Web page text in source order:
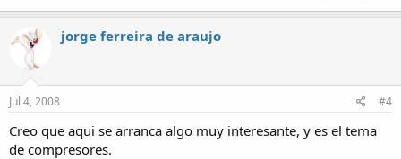
jorge ferreira de araujo
Jul 4, 2008 #4
Creo que aqui se arranca algo muy interesante, y es el tema
de compresores.